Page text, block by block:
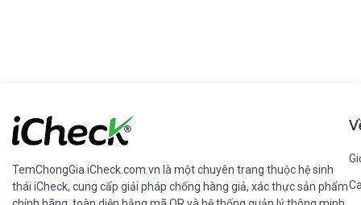
TemChongGia.iCheck.com.vn là một chuyên trang thuộc hệ sinh
thái iCheck, cung cấp giải pháp chống hàng giả, xác thực sản phẩm